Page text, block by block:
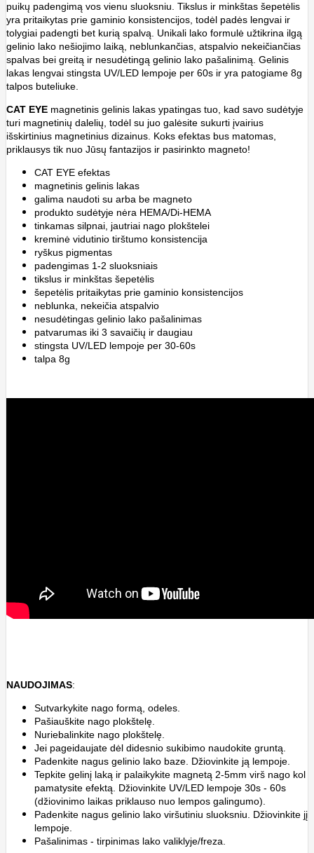
puikų padengimą vos vienu sluoksniu. Tikslus ir minkštas šepetėlis
yra pritaikytas prie gaminio konsistencijos, todėl padės lengvai ir
tolygiai padengti bet kurią spalvą. Unikali lako formulė užtikrina ilgą
gelinio lako nešiojimo laiką, neblunkančias, atspalvio nekeičiančias
spalvas bei greitą ir nesudėtingą gelinio lako pašalinimą. Gelinis
lakas lengvai stingsta UV/LED lempoje per 60s ir yra patogiame 8g
talpos buteliuke.
CAT EYE magnetinis gelinis lakas ypatingas tuo, kad savo sudėtyje
turi magnetinių dalelių, todėl su juo galėsite sukurti įvairius
išskirtinius magnetinius dizainus. Koks efektas bus matomas,
priklausys tik nuo Jūsų fantazijos ir pasirinkto magneto!
CAT EYE efektas
magnetinis gelinis lakas
galima naudoti su arba be magneto
produkto sudėtyje nėra HEMA/Di-HEMA
tinkamas silpnai, jautriai nago plokštelei
kreminė vidutinio tirštumo konsistencija
ryškus pigmentas
padengimas 1-2 sluoksniais
tikslus ir minkštas šepetėlis
šepetėlis pritaikytas prie gaminio konsistencijos
neblunka, nekeičia atspalvio
nesudėtingas gelinio lako pašalinimas
patvarumas iki 3 savaičių ir daugiau
stingsta UV/LED lempoje per 30-60s
talpa 8g
NAUDOJIMAS:
Sutvarkykite nago formą, odeles.
Pašiauškite nago plokštelę.
Nuriebalinkite nago plokštelę.
Jei pageidaujate dėl didesnio sukibimo naudokite gruntą.
Padenkite nagus gelinio lako baze. Džiovinkite ją lempoje.
Tepkite gelinį laką ir palaikykite magnetą 2-5mm virš nago kol
pamatysite efektą. Džiovinkite UV/LED lempoje 30s - 60s
(džiovinimo laikas priklauso nuo lempos galingumo).
Padenkite nagus gelinio lako viršutiniu sluoksniu. Džiovinkite jį
lempoje.
Pašalinimas - tirpinimas lako valiklyje/freza.